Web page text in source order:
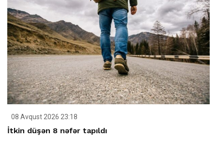
08 Avqust 2026 23:18
İtkin düşən 8 nəfər tapıldı